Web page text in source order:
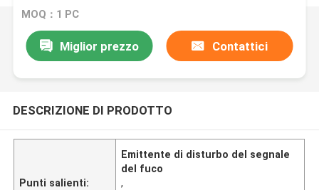
per militare
MOQ：1 PC
Miglior prezzo Contattici
DESCRIZIONE DI PRODOTTO
Punti salienti:
Emittente di disturbo del segnale
del fuco
,